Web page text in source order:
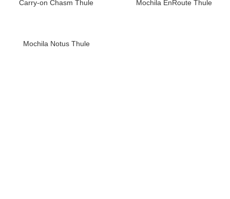
Carry-on Chasm Thule Mochila EnRoute Thule
Mochila Notus Thule